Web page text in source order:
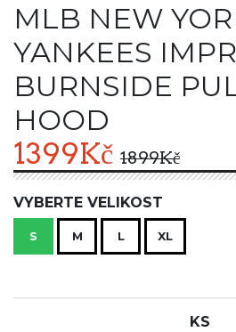
MLB NEW
YANKEES
BURNSIDE
HOOD
1399Kč 1899Kč
VYBERTE VELIKOST
S M L XL
KS